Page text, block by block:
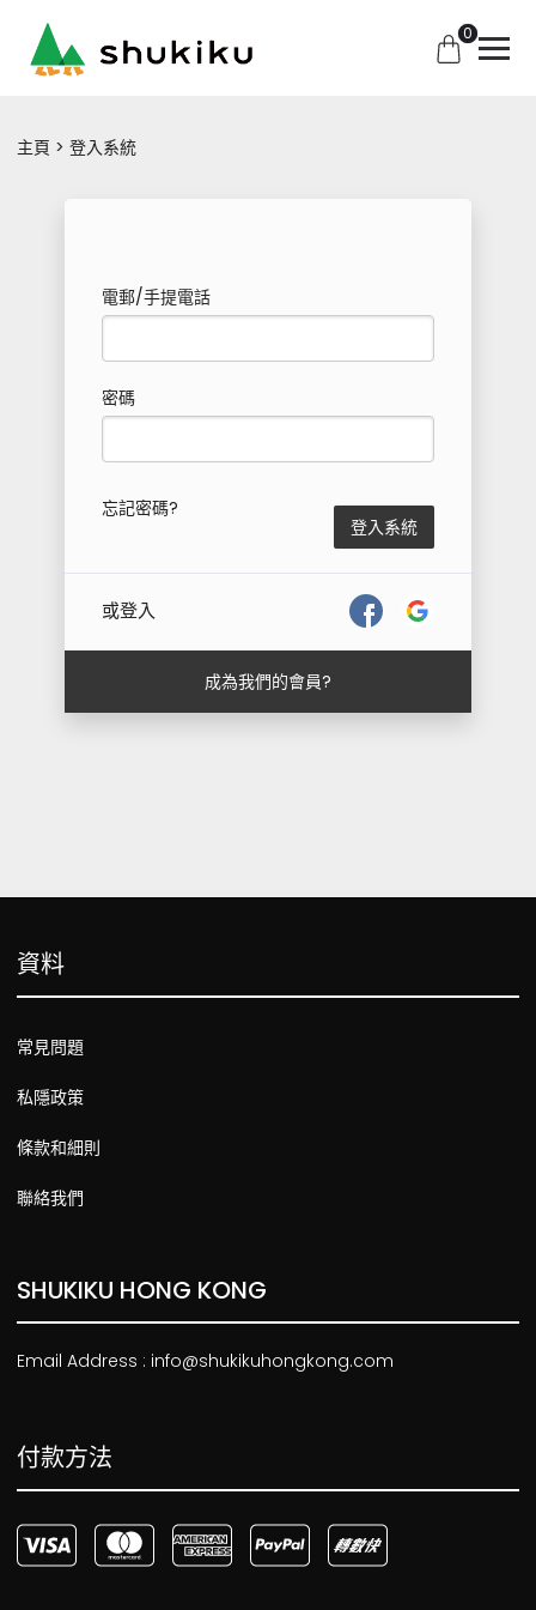
0
主頁 登入系統
電郵/手提電話
密碼
忘記密碼?
登入系統
或登入
成為我們的會員?
資料
常見問題
私隱政策
條款和細則
聯絡我們
SHUKIKU HONG KONG
Email Address : info@shukikuhongkong.com
付款方法